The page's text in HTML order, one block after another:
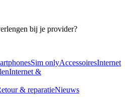
bij je provider?
Sim onlyAccessoiresInternet
Internet &
& reparatieNieuws